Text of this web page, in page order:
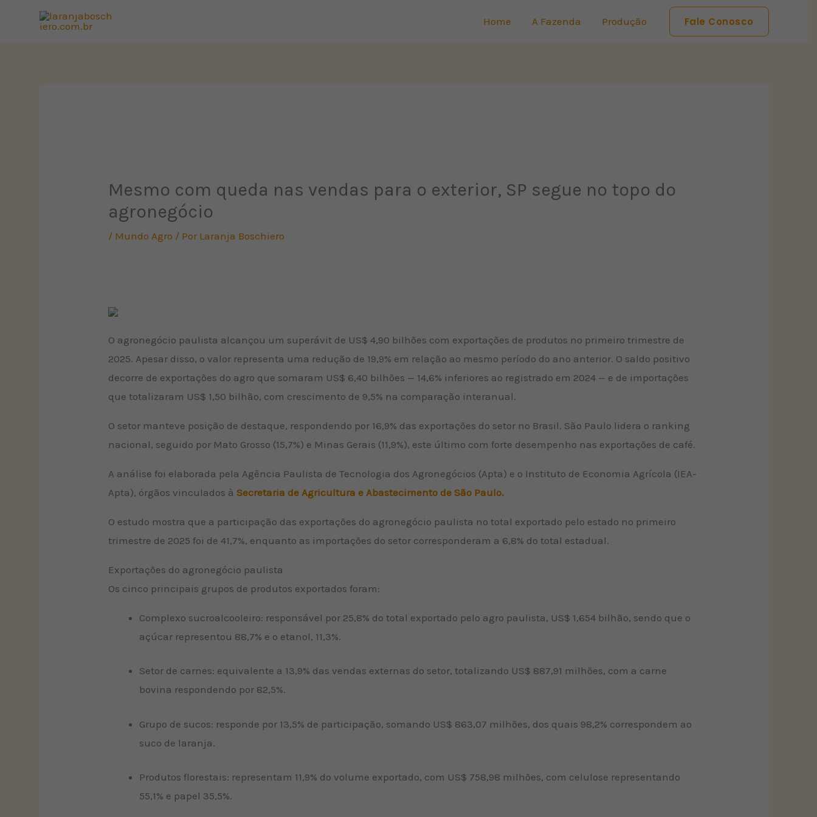
Home A Fazenda Produção Fale Conosco
Mesmo com queda nas vendas para o exterior, SP segue no topo do
agronegócio
/ Mundo Agro / Por Laranja Boschiero
O agronegócio paulista alcançou um superávit de US$ 4,90 bilhões com exportações de produtos no primeiro trimestre de
2025. Apesar disso, o valor representa uma redução de 19,9% em relação ao mesmo período do ano anterior. O saldo positivo
decorre de exportações do agro que somaram US$ 6,40 bilhões — 14,6% inferiores ao registrado em 2024 — e de importações
que totalizaram US$ 1,50 bilhão, com crescimento de 9,5% na comparação interanual.
O setor manteve posição de destaque, respondendo por 16,9% das exportações do setor no Brasil. São Paulo lidera o ranking
nacional, seguido por Mato Grosso (15,7%) e Minas Gerais (11,9%), este último com forte desempenho nas exportações de café.
A análise foi elaborada pela Agência Paulista de Tecnologia dos Agronegócios (Apta) e o Instituto de Economia Agrícola (IEA-
Apta), órgãos vinculados à Secretaria de Agricultura e Abastecimento de São Paulo.
O estudo mostra que a participação das exportações do agronegócio paulista no total exportado pelo estado no primeiro
trimestre de 2025 foi de 41,7%, enquanto as importações do setor corresponderam a 6,8% do total estadual.
Exportações do agronegócio paulista
Os cinco principais grupos de produtos exportados foram:
Complexo sucroalcooleiro: responsável por 25,8% do total exportado pelo agro paulista, US$ 1,654 bilhão, sendo que o
açúcar representou 88,7% e o etanol, 11,3%.
Setor de carnes: equivalente a 13,9% das vendas externas do setor, totalizando US$ 887,91 milhões, com a carne
bovina respondendo por 82,5%.
Grupo de sucos: responde por 13,5% de participação, somando US$ 863,07 milhões, dos quais 98,2% correspondem ao
suco de laranja.
Produtos florestais: representam 11,9% do volume exportado, com US$ 758,98 milhões, com celulose representando
55,1% e papel 35,5%.